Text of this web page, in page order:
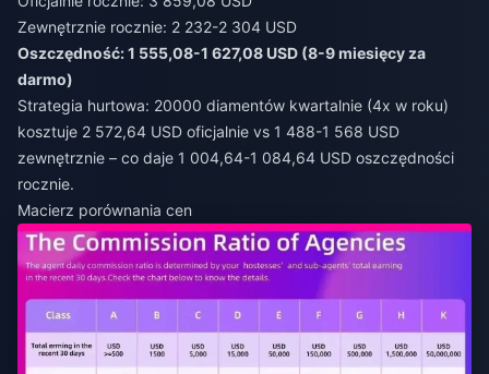
Zewnętrznie rocznie: 2 232-2 304 USD
Oszczędność: 1 555,08-1 627,08 USD (8-9 miesięcy za
darmo)
Strategia hurtowa: 20000 diamentów kwartalnie (4x w roku)
kosztuje 2 572,64 USD oficjalnie vs 1 488-1 568 USD
zewnętrznie – co daje 1 004,64-1 084,64 USD oszczędności
rocznie.
Macierz porównania cen